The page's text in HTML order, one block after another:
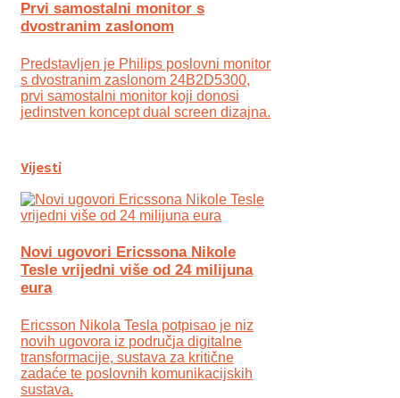
Prvi samostalni monitor s
dvostranim zaslonom
Predstavljen je Philips poslovni monitor
s dvostranim zaslonom 24B2D5300,
prvi samostalni monitor koji donosi
jedinstven koncept dual screen dizajna.
Vijesti
Novi ugovori Ericssona Nikole
Tesle vrijedni više od 24 milijuna
eura
Ericsson Nikola Tesla potpisao je niz
novih ugovora iz područja digitalne
transformacije, sustava za kritične
zadaće te poslovnih komunikacijskih
sustava.